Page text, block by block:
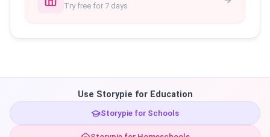
Try free for 7 days
Use Storypie for Education
Storypie for Schools